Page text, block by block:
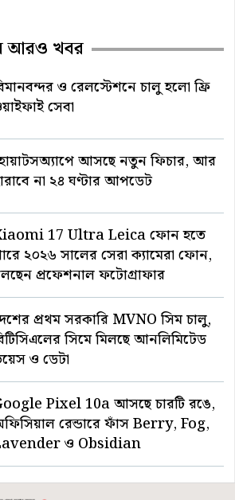
আরও খবর
ও রেলস্টেশনে চালু হলো ফ্রি
সেবা
আসছে নতুন ফিচার, আর
না ২৪ ঘণ্টার আপডেট
17 Ultra Leica ফোন হতে
২০২৬ সালের সেরা ক্যামেরা ফোন,
প্রফেশনাল ফটোগ্রাফার
প্রথম সরকারি MVNO সিম চালু,
সিমে মিলছে আনলিমিটেড
ও ডেটা
Pixel 10a আসছে চারটি রঙে,
রেন্ডারে ফাঁস Berry, Fog,
ও Obsidian